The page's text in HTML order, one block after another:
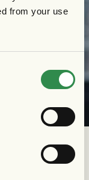
from your use
i en